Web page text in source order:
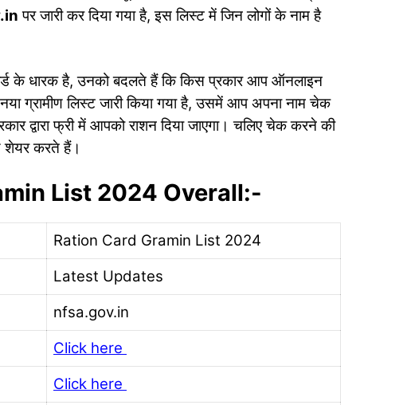
पर जारी कर दिया गया है, इस लिस्ट में जिन लोगों के नाम है
के धारक है, उनको बदलते हैं कि किस प्रकार आप ऑनलाइन
ग्रामीण लिस्ट जारी किया गया है, उसमें आप अपना नाम चेक
द्वारा फ्री में आपको राशन दिया जाएगा। चलिए चेक करने की
शेयर करते हैं।
List 2024 Overall:-
Ration Card Gramin List 2024
Latest Updates
nfsa.gov.in
Click here
Click here